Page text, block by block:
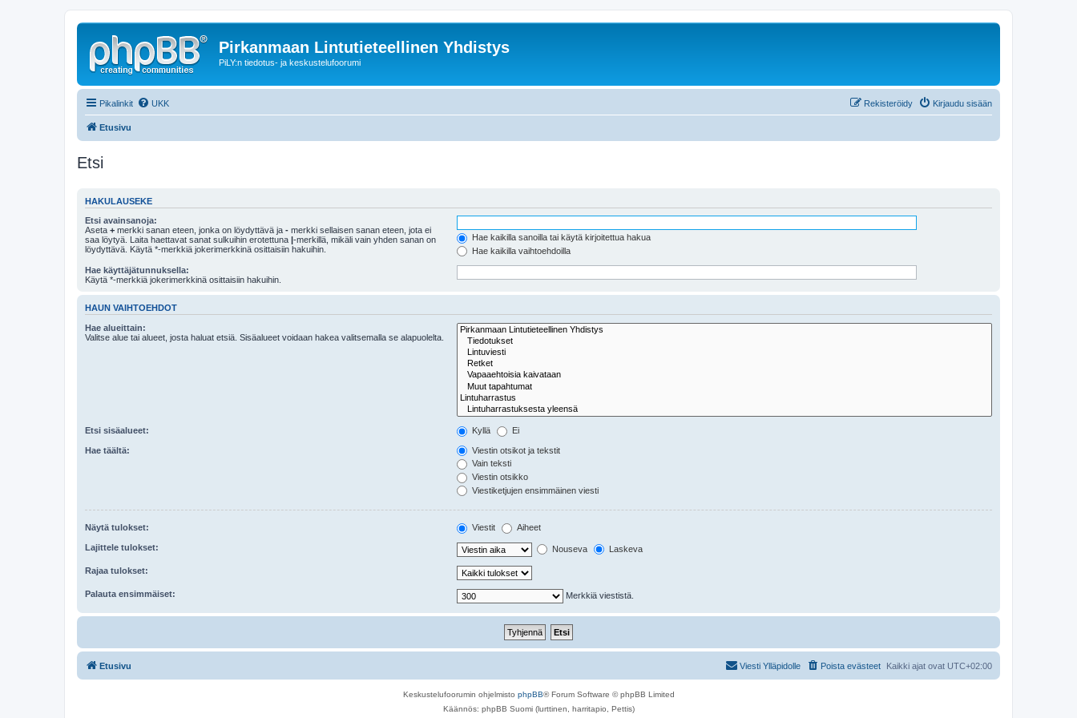
Pirkanmaan Lintutieteellinen Yhdistys
PiLY:n tiedotus- ja keskustelufoorumi
Pikalinkit UKK Kirjaudu sisään
Rekisteröidy
Etusivu
Etsi
HAKULAUSEKE
Etsi avainsanoja:
Aseta + merkki sanan eteen, jonka on löydyttävä ja - merkki sellaisen sanan eteen, jota ei
saa löytyä. Laita haettavat sanat sulkuihin erotettuna |-merkillä, mikäli vain yhden sanan on
löydyttävä. Käytä *-merkkiä jokerimerkkinä osittaisiin hakuihin.
Hae kaikilla sanoilla tai käytä kirjoitettua hakua
Hae kaikilla vaihtoehdoilla
Hae käyttäjätunnuksella:
Käytä *-merkkiä jokerimerkkinä osittaisiin hakuihin.
HAUN VAIHTOEHDOT
Hae alueittain:
Valitse alue tai alueet, josta haluat etsiä. Sisäalueet voidaan hakea valitsemalla se alapuolelta.
Etsi sisäalueet: Kyllä Ei
Hae täältä:
Viestin otsikot ja tekstit
Vain teksti
Viestin otsikko
Viestiketjujen ensimmäinen viesti
Näytä tulokset: Viestit Aiheet
Lajittele tulokset: Nouseva Laskeva
Rajaa tulokset:
Palauta ensimmäiset: Merkkiä viestistä.
Etusivu Kaikki ajat ovat UTC+02:00
Poista evästeet
Viesti Ylläpidolle
Keskustelufoorumin ohjelmisto phpBB® Forum Software © phpBB Limited
Käännös: phpBB Suomi (lurttinen, harritapio, Pettis)